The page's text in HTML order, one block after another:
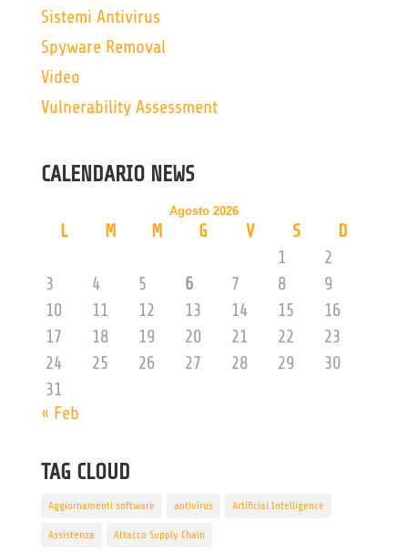
Sistemi Antivirus
Spyware Removal
Video
Vulnerability Assessment
CALENDARIO NEWS
Agosto 2026
L M M G V S
D
1
2
3
4 5 6 7 8
9
10
11 12 13 14 15
16
17
18 19 20 21 22
23
24
25 26 27 28 29
30
31
« Feb
TAG CLOUD
Aggiornamenti software antivirus Artificial Intelligence
Assistenza Attacco Supply Chain